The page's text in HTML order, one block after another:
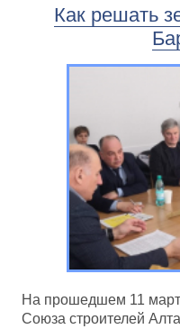
Как решать
На прошедшем 11
Союза строителей